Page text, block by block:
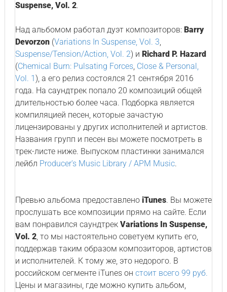
Suspense, Vol. 2.
Над альбомом работал дуэт композиторов: Barry
Devorzon(Variations In Suspense, Vol. 3,
Suspense/Tension/Action, Vol. 2) и Richard P. Hazard
(Chemical Burn: Pulsating Forces, Close & Personal,
Vol. 1), а его релиз состоялся 21 сентября 2016
года. На саундтрек попало 20 композиций общей
длительностью более часа. Подборка является
компиляцией песен, которые зачастую
лицензированы у других исполнителей и артистов.
Названия групп и песен вы можете посмотреть в
трек-листе ниже. Выпуском пластинки занимался
лейбл Producer's Music Library / APM Music.
Превью альбома предоставлено iTunes. Вы можете
прослушать все композиции прямо на сайте. Если
вам понравился саундтрек Variations In Suspense,
Vol. 2, то мы настоятельно советуем купить его,
поддержав таким образом композиторов, артистов
и исполнителей. К тому же, это недорого. В
российском сегменте iTunes он стоит всего 99 руб.
Цены и магазины, где можно купить альбом,